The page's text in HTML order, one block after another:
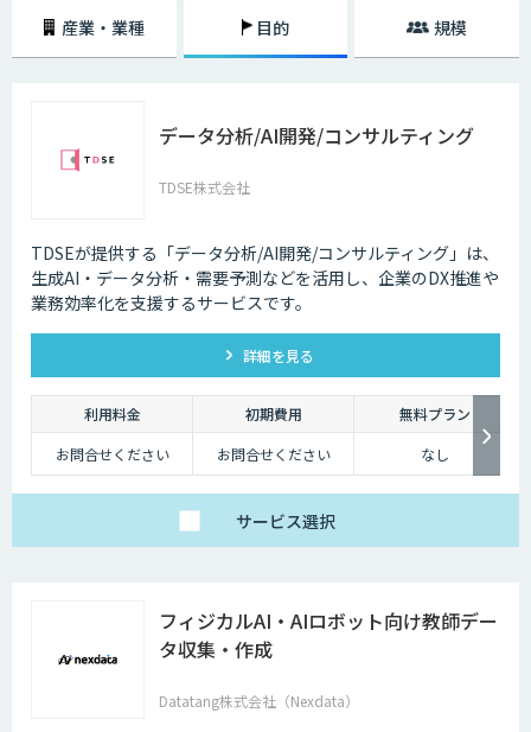
産業・業種 目的 規模
データ分析/AI開発/コンサルティング
TDSE株式会社
TDSEが提供する「データ分析/AI開発/コンサルティング」は、
生成AI・データ分析・需要予測などを活用し、企業のDX推進や
業務効率化を支援するサービスです。
詳細を見る
利用料金 初期費用
無料プラン
お問合せください
お問合せください なし
サービス選択
フィジカルAI・AIロボット向け教師デー
タ収集・作成
Datatang株式会社（Nexdata）